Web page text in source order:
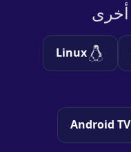
Linux
Android TV